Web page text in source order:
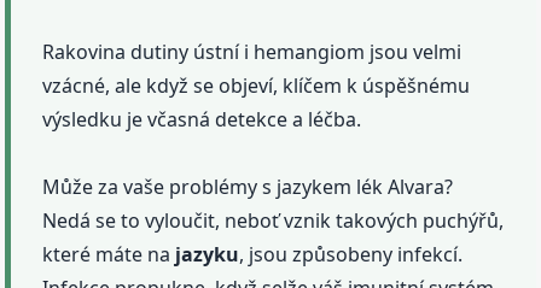
Rakovina dutiny ústní i hemangiom jsou velmi
vzácné, ale když se objeví, klíčem k úspěšnému
výsledku je včasná detekce a léčba.
Může za vaše problémy s jazykem lék Alvara?
Nedá se to vyloučit, neboť vznik takových puchýřů,
které máte na jazyku, jsou způsobeny infekcí.